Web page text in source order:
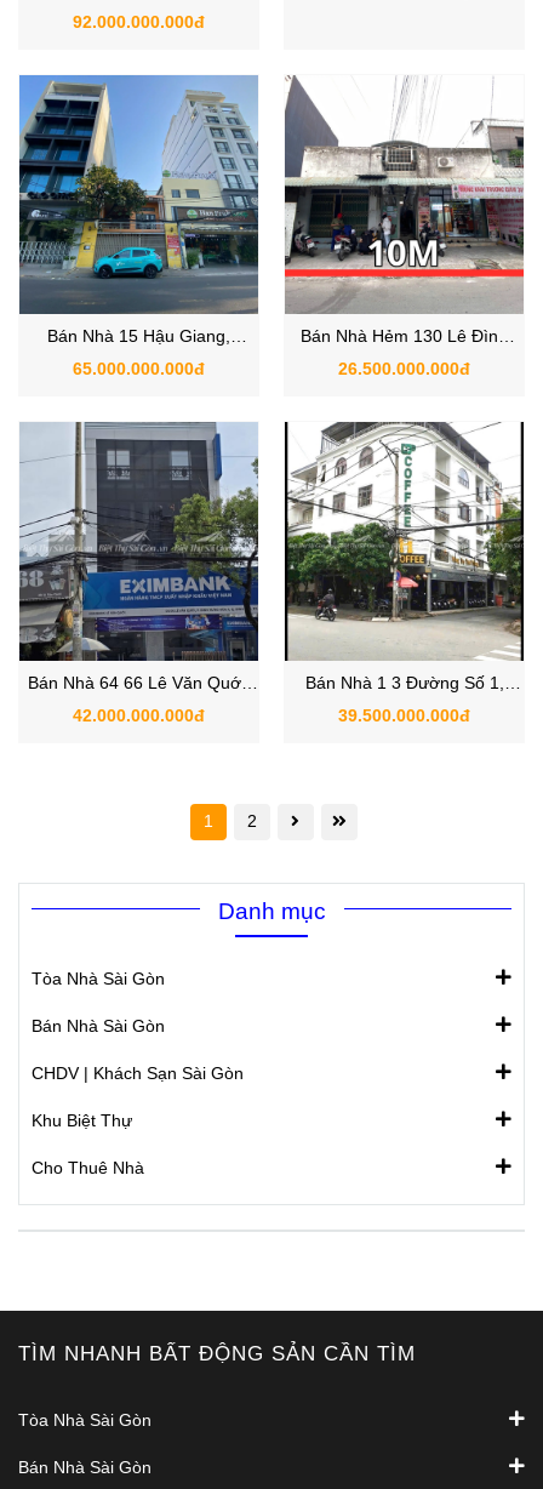
Quới, Phường Bình Hưng Hòa,
92.000.000.000đ
Bán Nhà 15 Hậu Giang,
Phường 4, Quận Tân Bình,
65.000.000.000đ
Bán Nhà Hẻm 130 Lê Đình
Cẩn, Phường, Quận Bình Tân,
26.500.000.000đ
Bán Nhà 64 66 Lê Văn Quới,
Phường Bình Hưng Hòa, Quận
42.000.000.000đ
Bán Nhà 1 3 Đường Số 1,
Phường An Lạc A, Quận Bình
39.500.000.000đ
1 2
Danh mục
Tòa Nhà Sài Gòn
Bán Nhà Sài Gòn
CHDV | Khách Sạn Sài Gòn
Khu Biệt Thự
Cho Thuê Nhà
TÌM NHANH BẤT ĐỘNG SẢN CẦN TÌM
Tòa Nhà Sài Gòn
Bán Nhà Sài Gòn